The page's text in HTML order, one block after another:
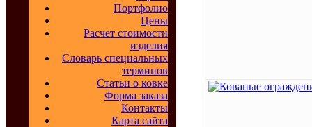
Портфолио
Цены
Расчет стоимости
изделия
Словарь специальных
терминов
Статьи о ковке
Форма заказа
Контакты
Карта сайта